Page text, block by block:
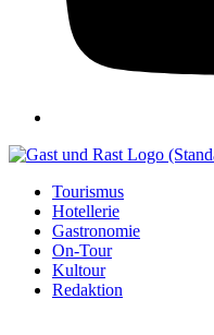
Tourismus
Hotellerie
Gastronomie
On-Tour
Kultour
Redaktion